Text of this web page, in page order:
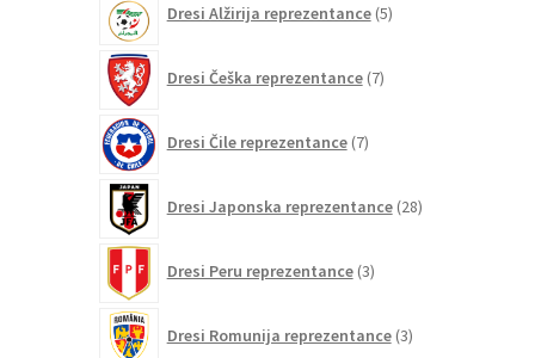
Dresi Alžirija reprezentance 5izdelkov
Dresi Češka reprezentance 7izdelkov
Dresi Čile reprezentance 7izdelkov
Dresi Japonska reprezentance 28izdelkov
Dresi Peru reprezentance 3izdelki
Dresi Romunija reprezentance 3izdelki